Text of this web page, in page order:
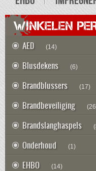
WINKELEN
AED (14)
Blusdekens (6)
Brandblussers (17)
Brandbeveiliging
Brandslanghaspels
Onderhoud (1)
EHBO (14)